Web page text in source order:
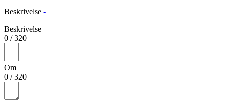
Beskrivelse -
Beskrivelse
0 /320
Om
0 /320